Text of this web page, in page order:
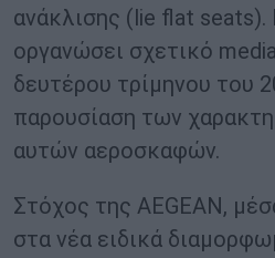
ανάκλισης (lie flat seats).
οργανώσει σχετικό
δευτέρου τρίμηνου του
παρουσίαση των
αυτών αεροσκαφών.
Στόχος της AEGEAN,
στα νέα ειδικά